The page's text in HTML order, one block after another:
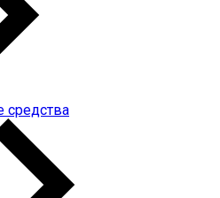
средства